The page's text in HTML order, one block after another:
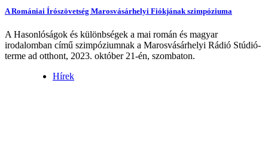
A Romániai Írószövetség Marosvásárhelyi Fiókjának szimpóziuma
A Hasonlóságok és különbségek a mai román és magyar
irodalomban című szimpóziumnak a Marosvásárhelyi Rádió Stúdió-
terme ad otthont, 2023. október 21-én, szombaton.
Hírek